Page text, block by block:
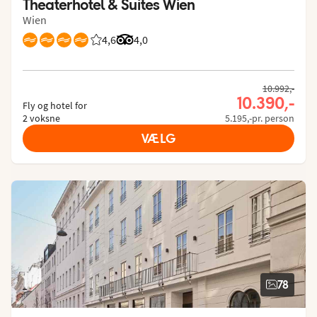
Theaterhotel & Suites Wien
Wien
4,6
Bedømmelse fra Spies gæster: 4.6/5
4,0
Bedømmelse fra Tripadvisor: 4 of 5
Fly og hotel for
2 voksne
10.992,-
10.390,-
5.195,-pr. person
VÆLG
78